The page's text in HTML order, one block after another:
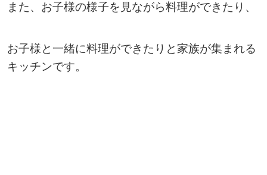
また、お子様の様子を見ながら料理ができたり、
お子様と一緒に料理ができたりと家族が集まれる
キッチンです。